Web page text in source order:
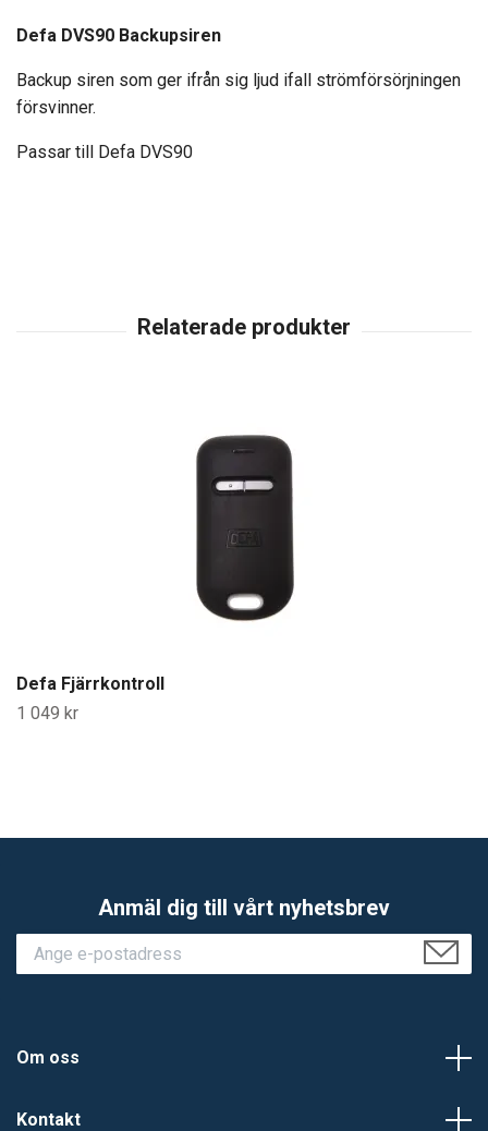
Defa DVS90 Backupsiren
Backup siren som ger ifrån sig ljud ifall strömförsörjningen
försvinner.
Passar till Defa DVS90
Defa Fjärrkontroll
1 049 kr
Anmäl dig till vårt nyhetsbrev
Om oss
Kontakt